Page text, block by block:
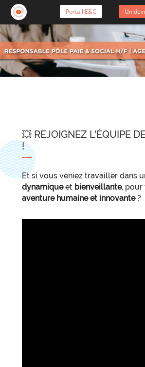
Portail E&C Un
💥 REJOIGNEZ L'ÉQUIPE
!
Et si vous veniez travailler dans
dynamiqueet bienveillante, pour
aventure humaine et innovante?